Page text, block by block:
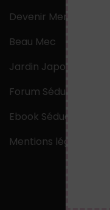
Devenir Mentaliste
Beau Mec
Jardin Japonais Zen
Forum Séduction
Ebook Séduction
Mentions légales